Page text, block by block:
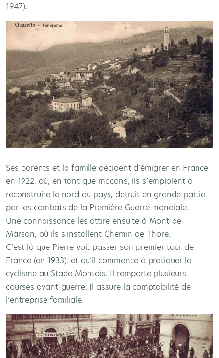
1947).
Ses parents et la famille décident d’émigrer en France
en 1922, où, en tant que maçons, ils s’emploient à
reconstruire le nord du pays, détruit en grande partie
par les combats de la Première Guerre mondiale.
Une connaissance les attire ensuite à Mont-de-
Marsan, où ils s’installent Chemin de Thore.
C’est là que Pierre voit passer son premier tour de
France (en 1933), et qu’il commence à pratiquer le
cyclisme au Stade Montois. Il remporte plusieurs
courses avant-guerre. Il assure la comptabilité de
l’entreprise familiale.